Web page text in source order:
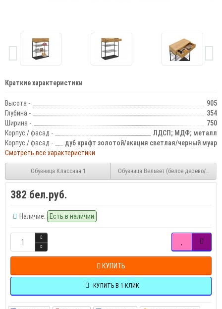
Краткие характеристики
Высота -
905
Глубина -
354
Ширина -
750
Корпус / фасад -
ЛДСП; МДФ; металл
Корпус / фасад -
дуб крафт золотой/акация светлая/черный муар
Смотреть все характеристики
Обувница Классная 1 Обувница Вельвет (белое дерево/
382 бел.руб.
Наличие: Есть в наличии
КУПИТЬ
КУПИТЬ В 1 КЛИК